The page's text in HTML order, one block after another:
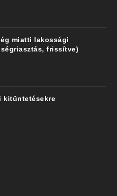
miatti lakossági
frissítve)
kitüntetésekre